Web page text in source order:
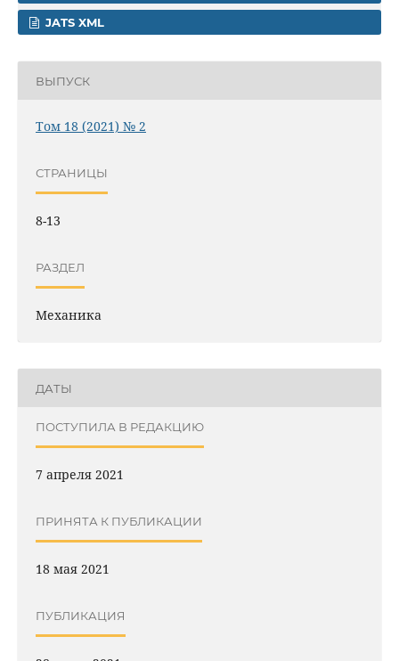
JATS XML
ВЫПУСК
Том 18 (2021) № 2
СТРАНИЦЫ
8-13
РАЗДЕЛ
Механика
ДАТЫ
ПОСТУПИЛА В РЕДАКЦИЮ
7 апреля 2021
ПРИНЯТА К ПУБЛИКАЦИИ
18 мая 2021
ПУБЛИКАЦИЯ